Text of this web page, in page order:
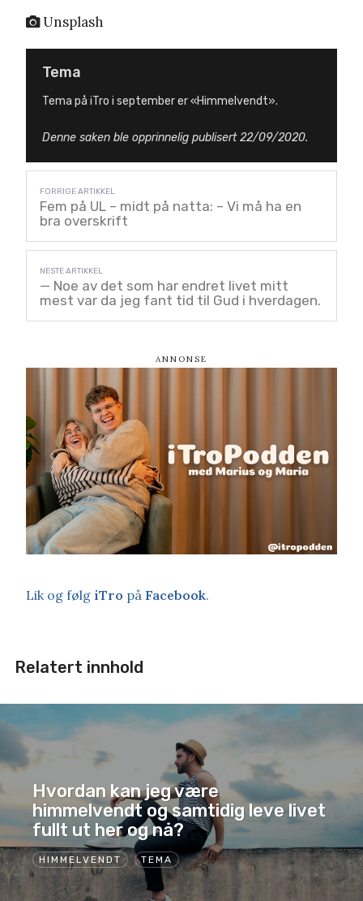
Unsplash
Tema
Tema på iTro i september er «Himmelvendt».
Denne saken ble opprinnelig publisert 22/09/2020.
Fem på UL – midt på natta: – Vi må ha en
bra overskrift
— Noe av det som har endret livet mitt
mest var da jeg fant tid til Gud i hverdagen.
Lik og følg iTro på Facebook.
Relatert innhold
HIMMELVENDT TEMA
Hvordan kan jeg være
himmelvendt og samtidig leve livet
fullt ut her og nå?